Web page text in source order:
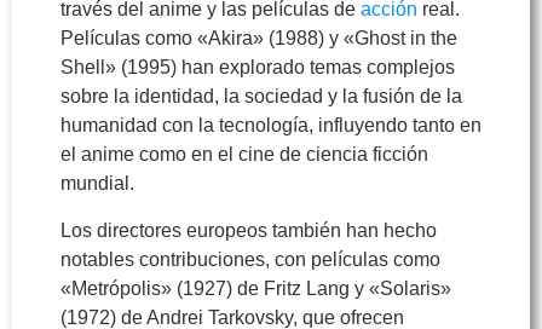
través del anime y las películas de acción real.
Películas como «Akira» (1988) y «Ghost in the
Shell» (1995) han explorado temas complejos
sobre la identidad, la sociedad y la fusión de la
humanidad con la tecnología, influyendo tanto en
el anime como en el cine de ciencia ficción
mundial.
Los directores europeos también han hecho
notables contribuciones, con películas como
«Metrópolis» (1927) de Fritz Lang y «Solaris»
(1972) de Andrei Tarkovsky, que ofrecen